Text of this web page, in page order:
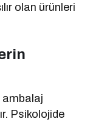
olan ürünleri
ambalaj
Psikolojide